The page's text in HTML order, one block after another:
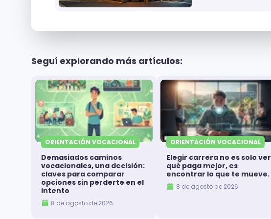
Seguí explorando más artículos:
ORIENTACIÓN VOCACIONAL
Demasiados caminos
vocacionales, una decisión:
claves para comparar
opciones sin perderte en el
intento
8 de agosto de 2026
ORIENTACIÓN VOCACIONAL
Elegir carrera no es solo ver
qué paga mejor, es
encontrar lo que te mueve.
8 de agosto de 2026